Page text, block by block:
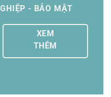
- BẢO MẬT
XEM
THÊM